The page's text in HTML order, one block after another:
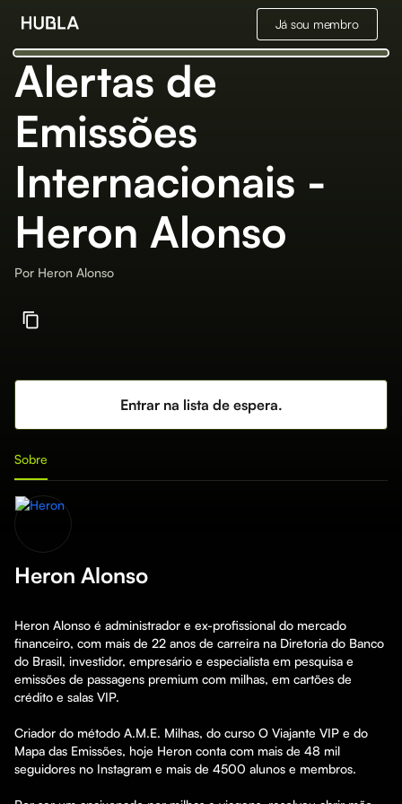
Já sou membro
Alertas de
Emissões
Internacionais -
Heron Alonso
Por Heron Alonso
Entrar na lista de espera.
Sobre
Heron Alonso
Heron Alonso é administrador e ex-profissional do mercado
financeiro, com mais de 22 anos de carreira na Diretoria do Banco
do Brasil, investidor, empresário e especialista em pesquisa e
emissões de passagens premium com milhas, em cartões de
crédito e salas VIP.
Criador do método A.M.E. Milhas, do curso O Viajante VIP e do
Mapa das Emissões, hoje Heron conta com mais de 48 mil
seguidores no Instagram e mais de 4500 alunos e membros.